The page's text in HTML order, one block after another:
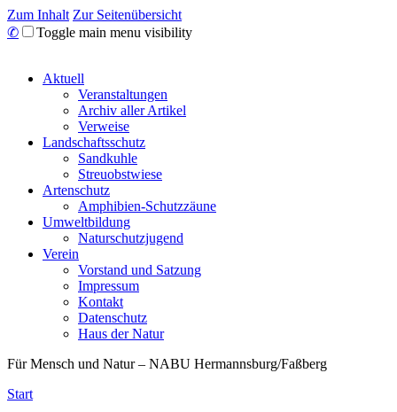
Zum Inhalt Zur Seitenübersicht
✆
Toggle main menu visibility
Aktuell
Veranstaltungen
Archiv aller Artikel
Verweise
Landschaftsschutz
Sandkuhle
Streuobstwiese
Artenschutz
Amphibien-Schutzzäune
Umweltbildung
Naturschutzjugend
Verein
Vorstand und Satzung
Impressum
Kontakt
Datenschutz
Haus der Natur
Für Mensch und Natur – NABU Hermannsburg/Faßberg
Start